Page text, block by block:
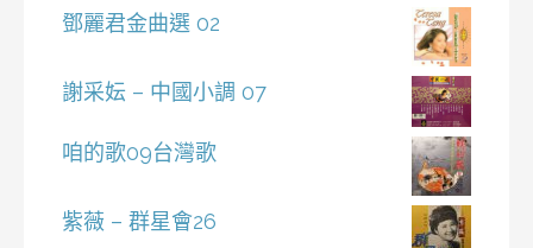
鄧麗君金曲選 02
謝采妘 – 中國小調 07
咱的歌09台灣歌
紫薇 – 群星會26